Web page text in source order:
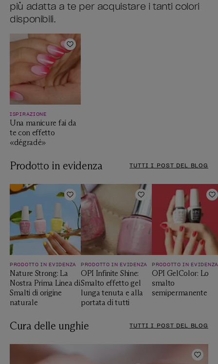
più adatta a te per acquistare i tanti colori
disponibili.
Aggiungi alla lista dei desideri
ISPIRAZIONE
Una manicure fai da
te con effetto
«dégradé»
Prodotto in evidenza TUTTI I POST DEL BLOG
Aggiungi alla lista dei desideri
PRODOTTO IN EVIDENZA
Nature Strong: La
Nostra Prima Linea di
Smalti di origine
naturale
Aggiungi alla lista
PRODOTTO IN EVIDENZA
OPI Infinite Shine:
Smalto effetto gel
lunga tenuta e alla
portata di tutti
PRODOTTO IN EVIDENZA
OPI GelColor: Lo
smalto
semipermanente
Cura delle unghie TUTTI I POST DEL BLOG